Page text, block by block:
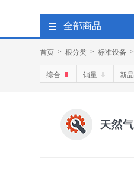
全部商品
首页 > 根分类 > 标准设备 >
综合 销量 新品